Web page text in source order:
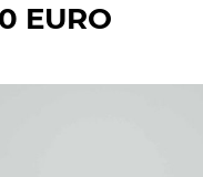
EURO